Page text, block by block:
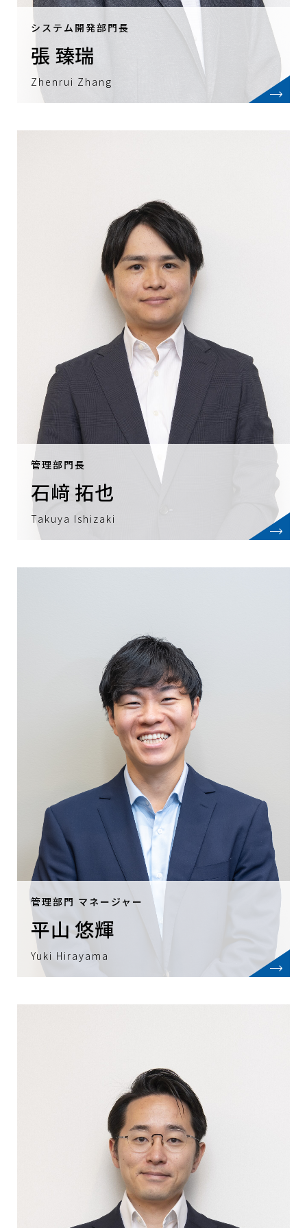
システム開発部門長
張 臻瑞
Zhenrui Zhang
管理部門長
石﨑 拓也
Takuya Ishizaki
管理部門 マネージャー
平山 悠輝
Yuki Hirayama
代表取締役社長
荒生 元
Gen Arao
NEXT
経歴
早稲田大学理工学部卒業。
2001年に株式会社三和銀行（現・株式会
社三菱UFJ銀行）に入行し、法人営業に従
事。
2014年に株式会社三菱総合研究所に入社
し、MPX事業の立上げに携わり現在に至
今、電力業界に必要なのは、目まぐるしく